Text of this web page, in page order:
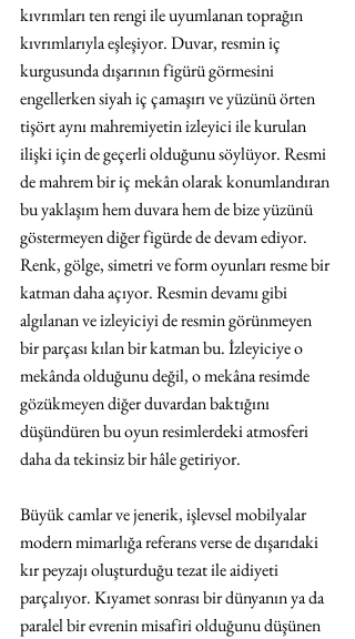
kıvrımları ten rengi ile uyumlanan toprağın
kıvrımlarıyla eşleşiyor. Duvar, resmin iç
kurgusunda dışarının figürü görmesini
engellerken siyah iç çamaşırı ve yüzünü örten
tişört aynı mahremiyetin izleyici ile kurulan
ilişki için de geçerli olduğunu söylüyor. Resmi
de mahrem bir iç mekân olarak konumlandıran
bu yaklaşım hem duvara hem de bize yüzünü
göstermeyen diğer figürde de devam ediyor.
Renk, gölge, simetri ve form oyunları resme bir
katman daha açıyor. Resmin devamı gibi
algılanan ve izleyiciyi de resmin görünmeyen
bir parçası kılan bir katman bu. İzleyiciye o
mekânda olduğunu değil, o mekâna resimde
gözükmeyen diğer duvardan baktığını
düşündüren bu oyun resimlerdeki atmosferi
daha da tekinsiz bir hâle getiriyor.
Büyük camlar ve jenerik, işlevsel mobilyalar
modern mimarlığa referans verse de dışarıdaki
kır peyzajı oluşturduğu tezat ile aidiyeti
parçalıyor. Kıyamet sonrası bir dünyanın ya da
paralel bir evrenin misafiri olduğunu düşünen